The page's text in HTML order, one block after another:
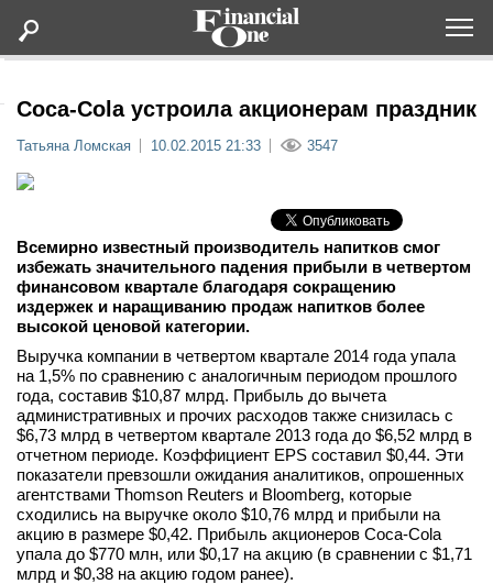
Lifestyle
Мероприятия
Новости
Интервью
вконтакте
телеграм
Coca-Cola устроила акционерам праздник
Татьяна Ломская 10.02.2015 21:33 3547
Всемирно известный производитель напитков смог
избежать значительного падения прибыли в четвертом
финансовом квартале благодаря сокращению
издержек и наращиванию продаж напитков более
высокой ценовой категории.
Выручка компании в четвертом квартале 2014 года упала
на 1,5% по сравнению с аналогичным периодом прошлого
года, составив $10,87 млрд. Прибыль до вычета
административных и прочих расходов также снизилась с
$6,73 млрд в четвертом квартале 2013 года до $6,52 млрд в
отчетном периоде. Коэффициент EPS составил $0,44. Эти
показатели превзошли ожидания аналитиков, опрошенных
агентствами Thomson Reuters и Bloomberg, которые
сходились на выручке около $10,76 млрд и прибыли на
акцию в размере $0,42. Прибыль акционеров Coca-Cola
упала до $770 млн, или $0,17 на акцию (в сравнении с $1,71
млрд и $0,38 на акцию годом ранее).